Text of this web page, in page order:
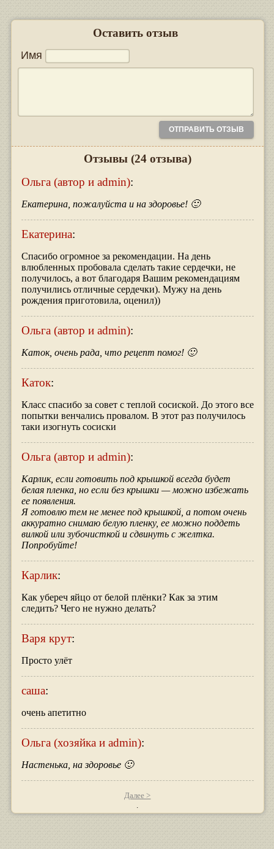
Оставить отзыв
Имя
Отзывы (24 отзыва)
Ольга (автор и admin):
Екатерина, пожалуйста и на здоровье! 🙂
Екатерина:
Спасибо огромное за рекомендации. На день
влюбленных пробовала сделать такие сердечки, не
получилось, а вот благодаря Вашим рекомендациям
получились отличные сердечки). Мужу на день
рождения приготовила, оценил))
Ольга (автор и admin):
Каток, очень рада, что рецепт помог! 🙂
Каток:
Класс спасибо за совет с теплой сосиской. До этого все
попытки венчались провалом. В этот раз получилось
таки изогнуть сосиски
Ольга (автор и admin):
Карлик, если готовить под крышкой всегда будет
белая пленка, но если без крышки — можно избежать
ее появления.
Я готовлю тем не менее под крышкой, а потом очень
аккуратно снимаю белую пленку, ее можно поддеть
вилкой или зубочисткой и сдвинуть с желтка.
Попробуйте!
Карлик:
Как убереч яйцо от белой плёнки? Как за этим
следить? Чего не нужно делать?
Варя крут:
Просто улёт
саша:
очень апетитно
Ольга (хозяйка и admin):
Настенька, на здоровье 🙂
Далее >